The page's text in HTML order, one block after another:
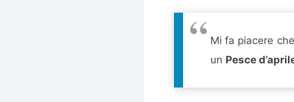
Mi fa piacere
un Pesce